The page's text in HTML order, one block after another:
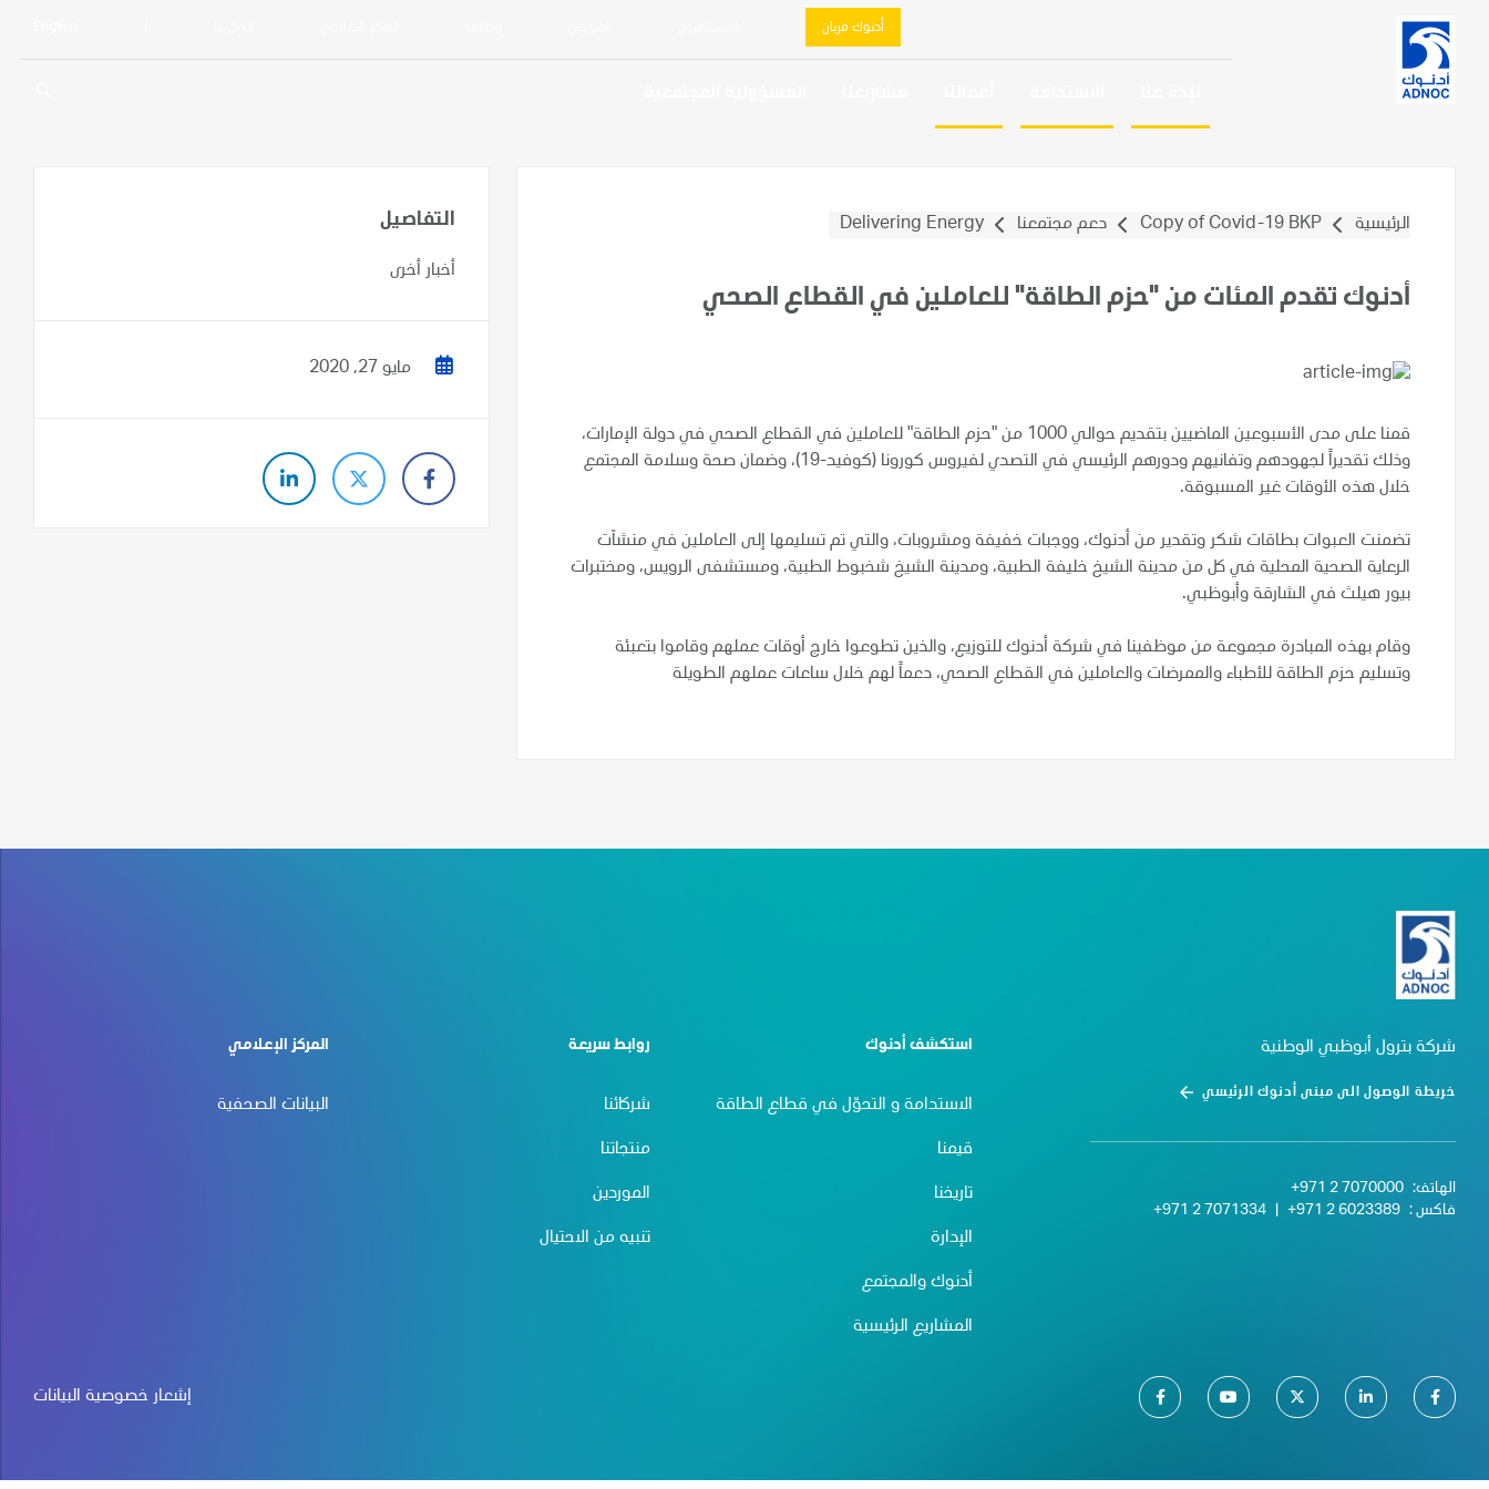
أدنوك مربان
الرئيسية Copy of Covid-19 BKP دعم مجتمعنا Delivering Energy
أدنوك تقدم المئات من "حزم الطاقة" للعاملين في القطاع الصحي
قمنا على مدى الأسبوعين الماضيين بتقديم حوالي 1000 من "حزم الطاقة" للعاملين في القطاع الصحي في دولة الإمارات،
وذلك تقديراً لجهودهم وتفانيهم ودورهم الرئيسي في التصدي لفيروس كورونا (كوفيد-19)، وضمان صحة وسلامة المجتمع
خلال هذه الأوقات غير المسبوقة.
تضمنت العبوات بطاقات شكر وتقدير من أدنوك، ووجبات خفيفة ومشروبات، والتي تم تسليمها إلى العاملين في منشآت
الرعاية الصحية المحلية في كل من مدينة الشيخ خليفة الطبية، ومدينة الشيخ شخبوط الطبية، ومستشفى الرويس، ومختبرات
بيور هيلث في الشارقة وأبوظبي.
وقام بهذه المبادرة مجموعة من موظفينا في شركة أدنوك للتوزيع، والذين تطوعوا خارج أوقات عملهم وقاموا بتعبئة
وتسليم حزم الطاقة للأطباء والممرضات والعاملين في القطاع الصحي، دعماً لهم خلال ساعات عملهم الطويلة
التفاصيل
أخبار أخرى
مايو 27, 2020
شركة بترول أبوظبي الوطنية
خريطة الوصول الى مبنى أدنوك الرئيسي
الهاتف: +971 2 7070000
فاكس : +971 2 6023389
+971 2 7071334
استكشف أدنوك
الاستدامة و التحوّل في قطاع الطاقة
قيمنا
تاريخنا
الإدارة
أدنوك والمجتمع
المشاريع الرئيسية
روابط سريعة
شركائنا
منتجاتنا
الموردين
تنبيه من الاحتيال
المركز الإعلامي
البيانات الصحفية
إشعار خصوصية البيانات